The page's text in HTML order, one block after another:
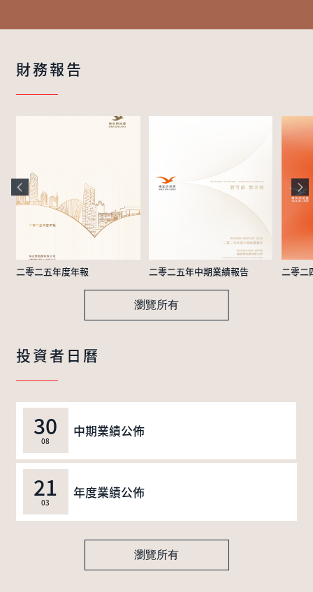
財務報告
二零二五年度年報 二零二五年中期業績報告 二零二
瀏覽所有
投資者日曆
30
08
中期業績公佈
21
03
年度業績公佈
瀏覽所有